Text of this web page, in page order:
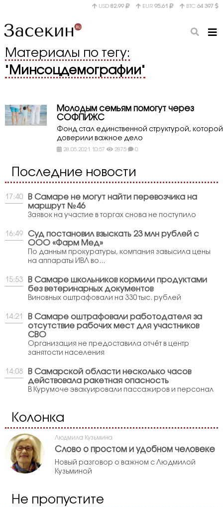
USD 82.99 EUR 95.61 BTC 64 397
Материалы по тегу:
" Минсоцдемографии"
Молодым семьям помогут через
СОФПИЖС
Фонд стал единственной структурой, которой
доверили важное дело
28.05.2021 10:57 2875 0
Последние новости
17:40
В Самаре не могут найти перевозчика на
маршрут №46
Заявок на участие в торгах снова не поступило
16:49
Суд постановил взыскать 23 млн рублей с
ООО «Фарм Мед»
По данным прокуратуры, компания завысила цены
на аппараты ИВЛ во...
15:53
В Самаре школьников кормили продуктами
без ветеринарных документов
Виновных оштрафовали на 330 тыс. рублей
14:21
В Самаре оштрафовали работодателя за
отсутствие рабочих мест для участников
СВО
Организация не предоставила отчёт в центр
занятости населения
14:08
В Самарской области несколько часов
действовала ракетная опасность
В Курумоче эвакуировали пассажиров и персонал
Колонка
Людмила Кузьмина
Слово о простом и удобном человеке
Новый разговор о важном с Людмилой
Кузьминой
Не пропустите